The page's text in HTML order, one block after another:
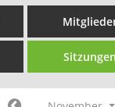
Sitzungen